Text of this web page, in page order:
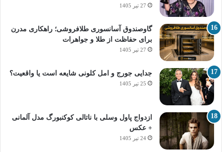
27 تیر 1405
گاوصندوق آسانسوری طلافروشی؛ راهکاری مدرن
برای حفاظت از طلا و جواهرات
27 تیر 1405
جدایی جورج و امل کلونی شایعه است یا واقعیت؟
25 تیر 1405
ازدواج پاول وسلی با ناتالی کوکنبورگ مدل آلمانی
+ عکس
24 تیر 1405